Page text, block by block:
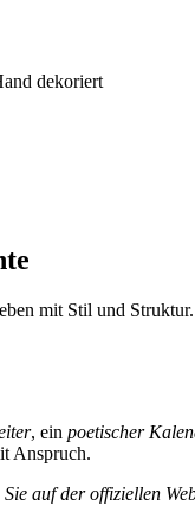
dekoriert
mit Stil und
, ein poetischer
Anspruch.
auf der offiziellen